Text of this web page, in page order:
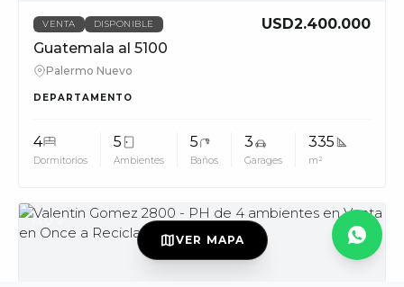
VENTA DISPONIBLE
USD2.400.000
Guatemala al 5100
Palermo Nuevo
DEPARTAMENTO
4
Dormitorios
5
Ambientes
5
Baños
3
Garages
335
m²
MUV
mapVER MAPA